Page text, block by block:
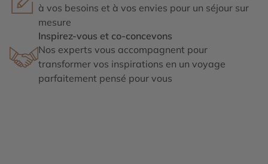
à vos besoins et à vos envies pour un séjour sur
mesure
Inspirez-vous et co-concevons
Nos experts vous accompagnent pour
transformer vos inspirations en un voyage
parfaitement pensé pour vous